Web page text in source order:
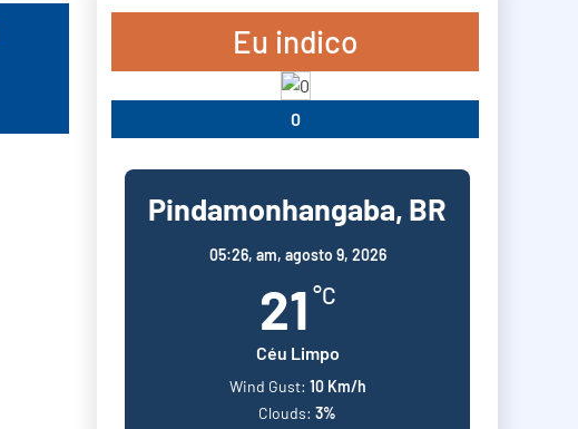
Eu indico
0
Pindamonhangaba, BR
05:26, am, agosto 9, 2026
21 °C
Céu Limpo
Wind Gust: 10 Km/h
Clouds: 3%